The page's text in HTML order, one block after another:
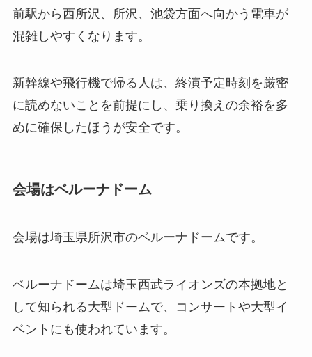
前駅から西所沢、所沢、池袋方面へ向かう電車が
混雑しやすくなります。
新幹線や飛行機で帰る人は、終演予定時刻を厳密
に読めないことを前提にし、乗り換えの余裕を多
めに確保したほうが安全です。
会場はベルーナドーム
会場は埼玉県所沢市のベルーナドームです。
ベルーナドームは埼玉西武ライオンズの本拠地と
して知られる大型ドームで、コンサートや大型イ
ベントにも使われています。